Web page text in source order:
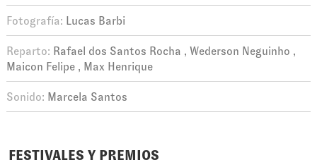
Fotografía: Lucas Barbi
Reparto: Rafael dos Santos Rocha
Wederson Neguinho
Maicon Felipe
Max Henrique
Sonido: Marcela Santos
FESTIVALES Y PREMIOS